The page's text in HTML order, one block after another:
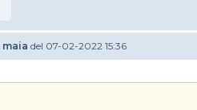
del 07-02-2022 15:36